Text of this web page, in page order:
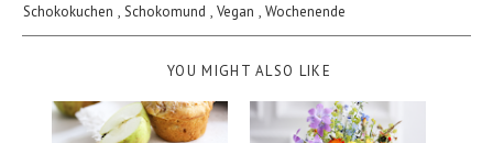
Schokokuchen , Schokomund , Vegan , Wochenende
YOU MIGHT ALSO LIKE